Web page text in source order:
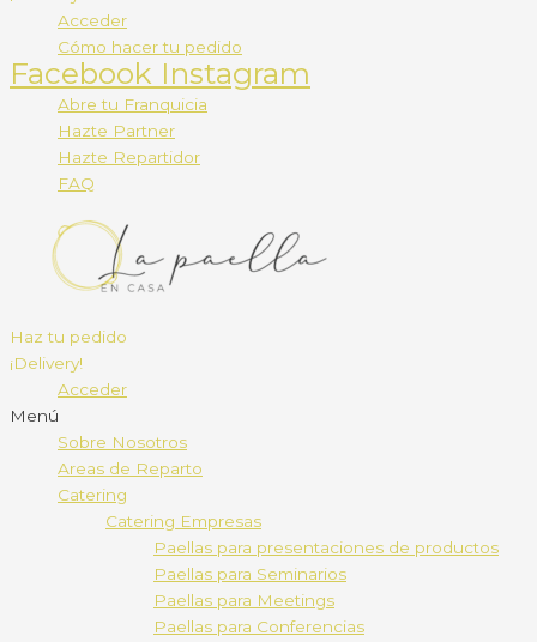
Acceder
Cómo hacer tu pedido
Facebook Instagram
Abre tu Franquicia
Hazte Partner
Hazte Repartidor
FAQ
Haz tu pedido
¡Delivery!
Acceder
Menú
Sobre Nosotros
Areas de Reparto
Catering
Catering Empresas
Paellas para presentaciones de productos
Paellas para Seminarios
Paellas para Meetings
Paellas para Conferencias